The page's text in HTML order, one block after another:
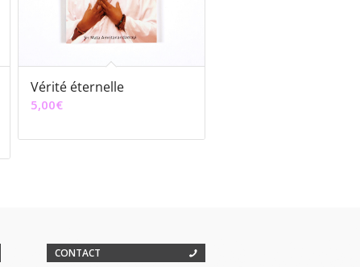
Vérité éternelle
5,00€
CONTACT